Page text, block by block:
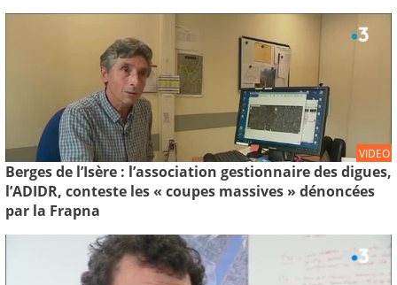
VIDEO
Berges de l’Isère : l’association gestionnaire des digues,
l’ADIDR, conteste les « coupes massives » dénoncées
par la Frapna